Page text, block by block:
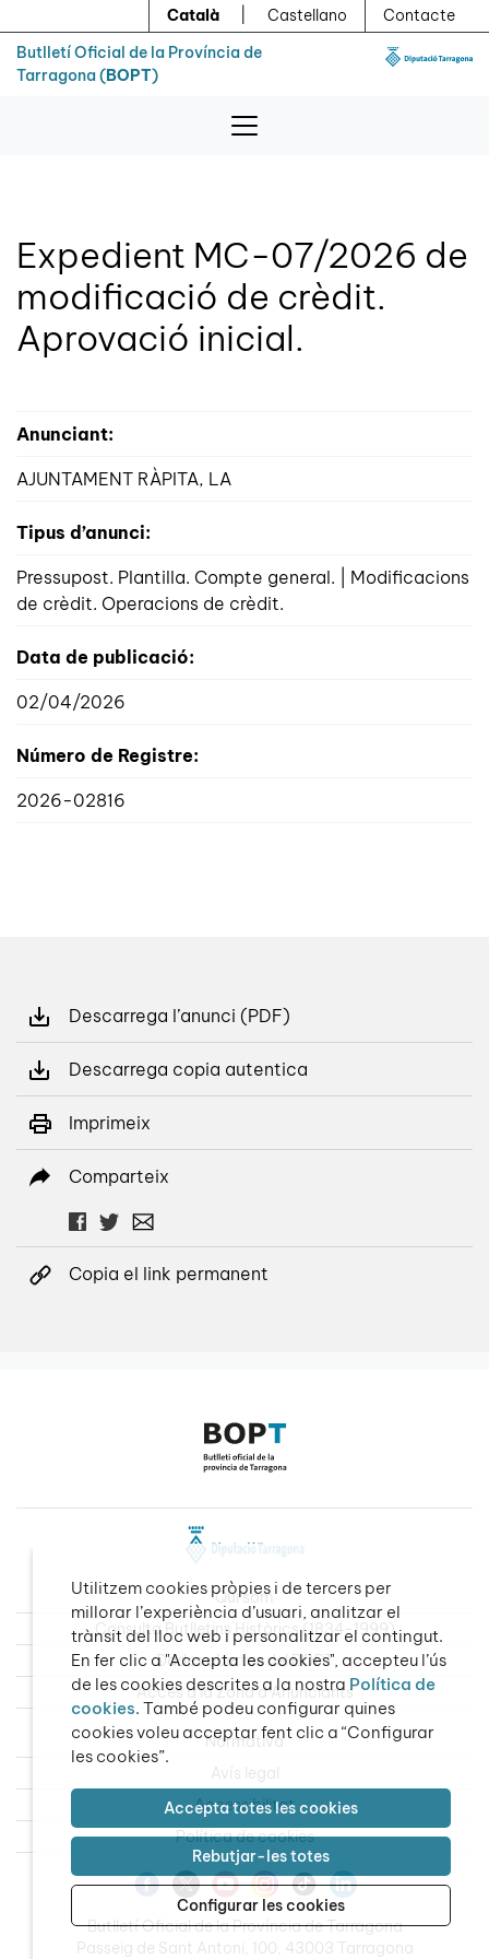
Català Castellano
Contacte
Butlletí Oficial de la Província de
Tarragona (BOPT)
Expedient MC-07/2026 de
modificació de crèdit.
Aprovació inicial.
Anunciant:
AJUNTAMENT RÀPITA, LA
Tipus d’anunci:
Pressupost. Plantilla. Compte general. | Modificacions
de crèdit. Operacions de crèdit.
Data de publicació:
02/04/2026
Número de Registre:
2026-02816
Descarrega l’anunci (PDF)
Descarrega copia autentica
Imprimeix
Comparteix
Copia el link permanent
Qui som
Consulta Butlletins Històrics (1834-1999)
Dades obertes del BOPT
Accés a la Zona d’Anunciants
Normativa
Avís legal
Accessibilitat
Política de cookies
Butlletí Oficial de la Província de Tarragona
Passeig de Sant Antoni, 100, 43003 Tarragona
Utilitzem cookies pròpies i de tercers per
millorar l’experiència d’usuari, analitzar el
trànsit del lloc web i personalitzar el contingut.
En fer clic a "Accepta les cookies", accepteu l’ús
de les cookies descrites a la nostra Política de
cookies. També podeu configurar quines
cookies voleu acceptar fent clic a “Configurar
les cookies”.
Accepta totes les cookies
Rebutjar-les totes
Configurar les cookies